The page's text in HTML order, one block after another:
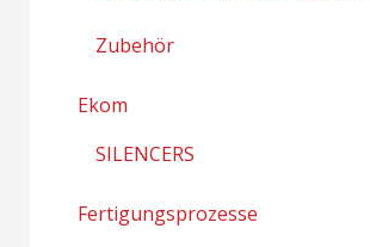
Zubehör
Ekom
SILENCERS
Fertigungsprozesse